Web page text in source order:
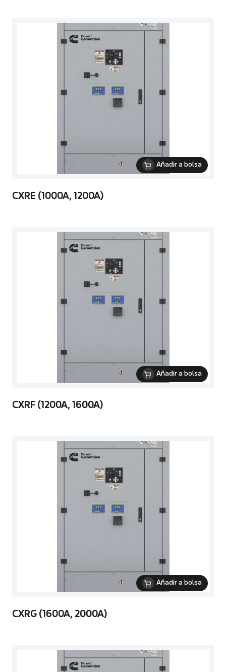
Añadir a bolsa
CXRE (1000A, 1200A)
Añadir a bolsa
CXRF (1200A, 1600A)
Añadir a bolsa
CXRG (1600A, 2000A)